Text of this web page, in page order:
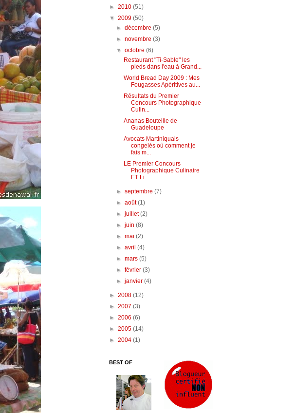
► 2010 (51)
▼ 2009 (50)
►décembre(5)
►novembre(3)
▼octobre(6)
Restaurant "Ti-Sable" les
pieds dans l'eau à Grand...
World Bread Day 2009 : Mes
Fougasses Apéritives au...
Résultats du Premier
Concours Photographique
Culin...
Ananas Bouteille de
Guadeloupe
Avocats Martiniquais
congelés où comment je
fais m...
LE Premier Concours
Photographique Culinaire
ET Li...
►septembre(7)
►août(1)
►juillet(2)
►juin(8)
►mai(2)
►avril(4)
►mars(5)
►février(3)
►janvier(4)
► 2008 (12)
► 2007 (3)
► 2006 (6)
► 2005 (14)
► 2004 (1)
BEST OF